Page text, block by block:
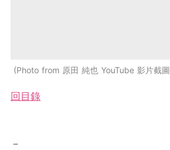
Photo from 原田 純也 YouTube 影片截圖
回目錄
－